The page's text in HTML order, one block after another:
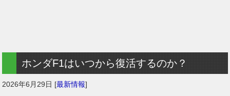
ホンダF1はいつから復活するのか？
2026年6月29日 [最新情報]